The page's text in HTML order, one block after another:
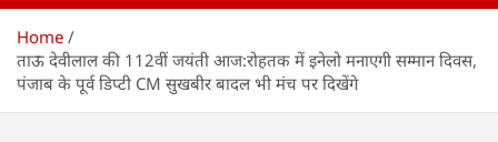
Home
ताऊ देवीलाल की 112वीं जयंती आज:रोहतक में इनेलो मनाएगी सम्मान दिवस,
पंजाब के पूर्व डिप्टी CM सुखबीर बादल भी मंच पर दिखेंगे